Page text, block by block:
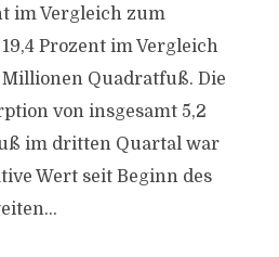
im Vergleich zum
Prozent im Vergleich
Quadratfuß. Die
von insgesamt 5,2
im dritten Quartal war
Wert seit Beginn des